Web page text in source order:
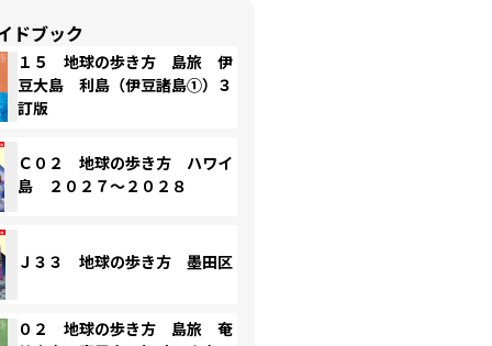
ドブック
１５ 地球の歩き方 島旅 伊
豆大島 利島（伊豆諸島①）３
訂版
Ｃ０２ 地球の歩き方 ハワイ
島 ２０２７～２０２８
Ｊ３３ 地球の歩き方 墨田区
０２ 地球の歩き方 島旅 奄